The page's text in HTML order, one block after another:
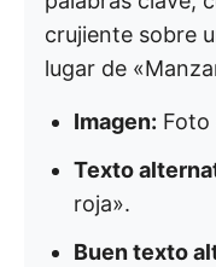
crujiente sobre
lugar de
Imagen: Foto
Texto
roja».
Buen texto